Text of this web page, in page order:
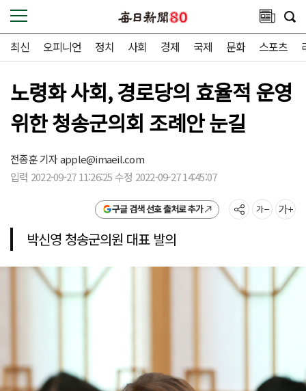
최신 오피니언 정치 사회 경제 국제 문화 스포츠
노령화 사회, 경로당의 효율적 운영
위한 청송군의회 조례안 눈길
전종훈 기자apple@imaeil.com
입력 2022-09-27 11:26:25 수정 2022-09-27 14:45:07
구글 검색 선호 출처로 추가
박신영 청송군의원 대표 발의